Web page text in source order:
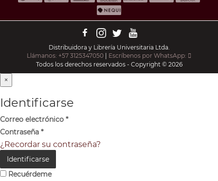
Distribuidora y Librería Universitaria Ltda.
Llámanos: +57 3125347050
Escríbenos por WhatsApp:
Todos los derechos reservados - Copyright © 2026
×
Identificarse
Correo electrónico *
Contraseña *
¿Recordar su contraseña?
Identificarse
Recuérdeme